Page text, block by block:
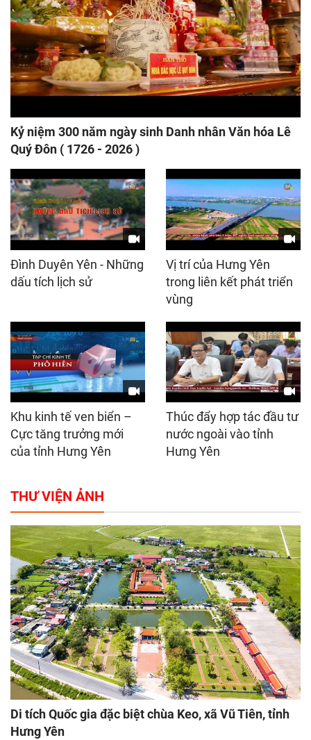
Kỷ niệm 300 năm ngày sinh Danh nhân Văn hóa Lê
Quý Đôn ( 1726 - 2026 )
Đình Duyên Yên - Những
dấu tích lịch sử
Vị trí của Hưng Yên
trong liên kết phát triển
vùng
Khu kinh tế ven biển –
Cực tăng trưởng mới
của tỉnh Hưng Yên
Thúc đẩy hợp tác đầu tư
nước ngoài vào tỉnh
Hưng Yên
THƯ VIỆN ẢNH
Di tích Quốc gia đặc biệt chùa Keo, xã Vũ Tiên, tỉnh
Hưng Yên